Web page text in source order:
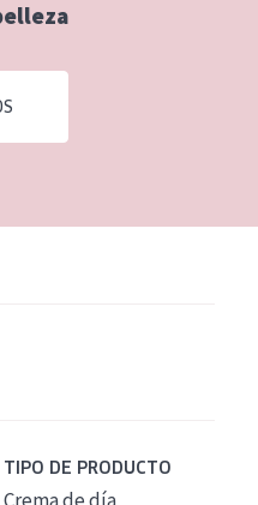
TIPO DE PRODUCTO